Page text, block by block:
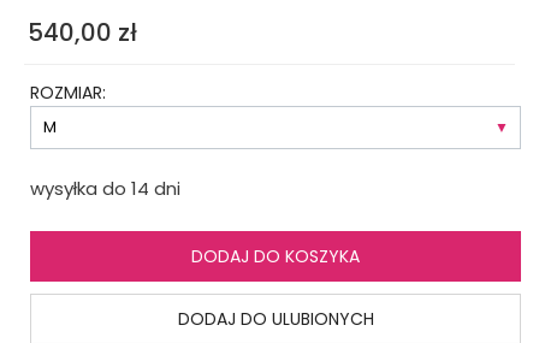
540,00 zł
ROZMIAR:
wysyłka do 14 dni
DODAJ DO KOSZYKA
DODAJ DO ULUBIONYCH